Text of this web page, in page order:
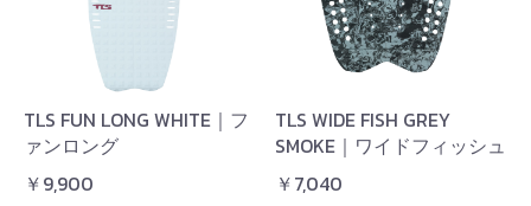
TLS FUN LONG WHITE｜フ
ァンロング
￥9,900
TLS WIDE FISH GREY
SMOKE｜ワイドフィッシュ
￥7,040